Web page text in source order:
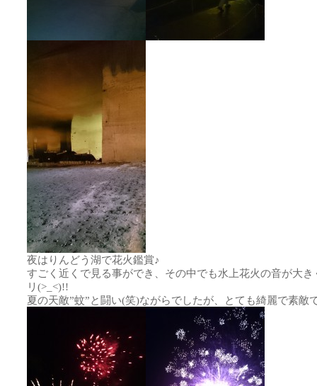
夜はりんどう湖で花火鑑賞♪
すごく近くで見る事ができ、その中でも水上花火の音が大き
リ(>_<)!!
夏の天敵”蚊”と闘い(笑)ながらでしたが、とても綺麗で素敵